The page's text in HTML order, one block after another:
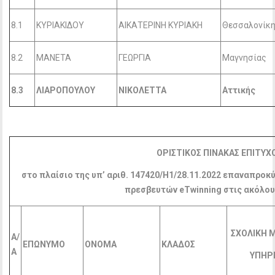
8.1 ΚΥΡΙΑΚΙΔΟΥ ΑΙΚΑΤΕΡΙΝΗ ΚΥΡΙΑΚΗ
8.2 ΜΑΝΕΤΑ ΓΕΩΡΓΙΑ Μαγνησίας
8.3 ΛΙΑΡΟΠΟΥΛΟΥ ΝΙΚΟΛΕΤΤΑ Αττικής
ΟΡΙΣΤΙΚΟΣ ΠΙΝΑΚΑΣ
στο πλαίσιο της υπ’ αριθ. 147420/Η1/28.11.2022
πρεσβευτών eTwinning στις
Α/
Α
ΕΠΩΝΥΜΟ ΟΝΟΜΑ ΚΛΑΔΟΣ
ΣΧΟΛΙΚΗ